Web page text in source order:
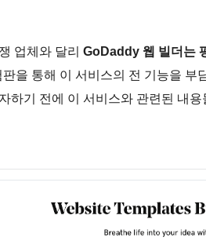
업체와 달리 GoDaddy 웹 빌더는
을 통해 이 서비스의 전 기능을 부
하기 전에 이 서비스와 관련된 내